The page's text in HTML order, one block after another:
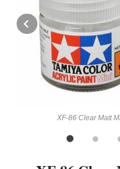
XF-86 Clear Matt
Prev